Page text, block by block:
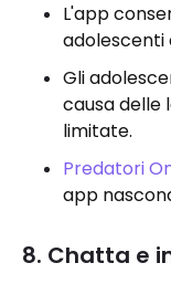
L'app
adolescenti
Gli
causa delle
limitate.
Predatori
app
8. Chatta e